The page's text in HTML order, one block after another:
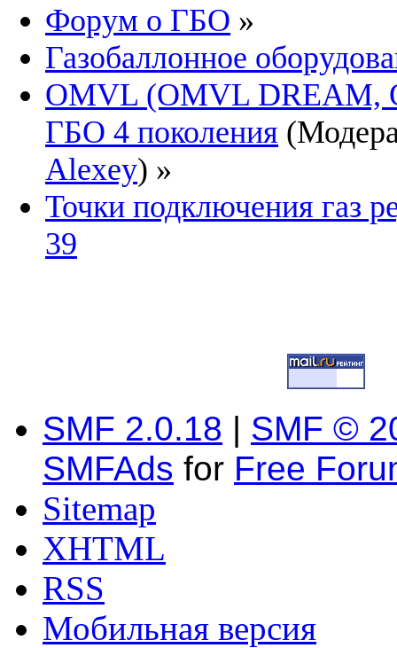
Форум о ГБО »
Газобаллонное
OMVL (OMVL DREAM,
ГБО 4 поколения
Alexey) »
Точки подключения газ
39
SMF 2.0.18 | SMF ©
SMFAds for Free
Sitemap
XHTML
RSS
Мобильная версия